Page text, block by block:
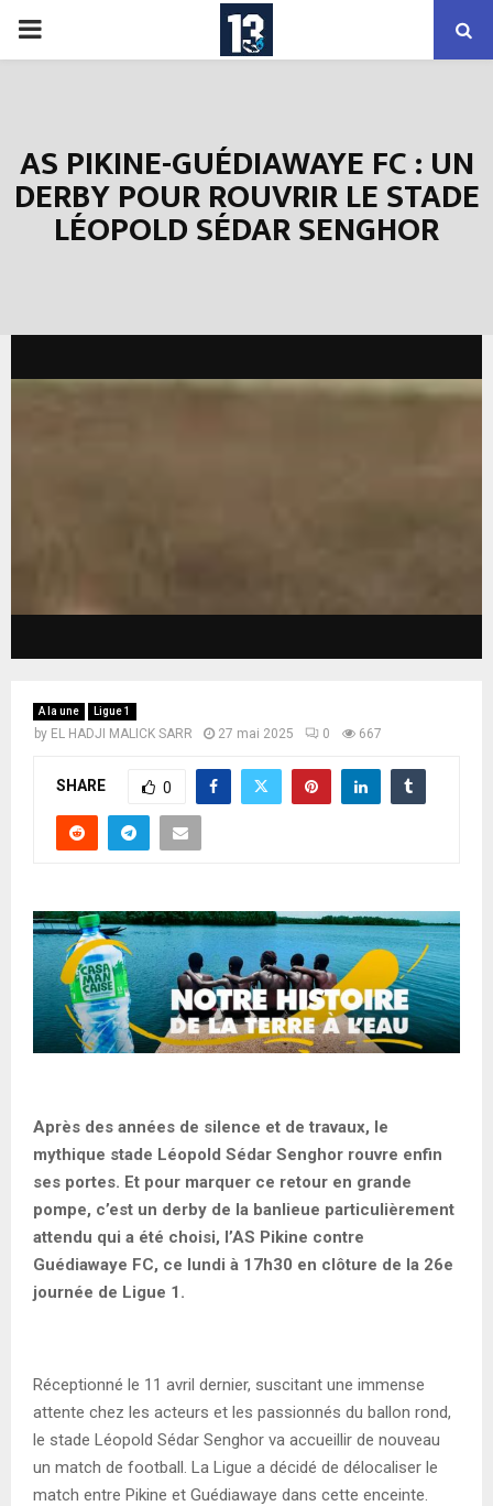
PRIMARY
AS PIKINE-GUÉDIAWAYE FC : UN
DERBY POUR ROUVRIR LE STADE
LÉOPOLD SÉDAR SENGHOR
A la une Ligue 1
by EL HADJI MALICK SARR 27 mai 2025 0 667
SHARE 0
Après des années de silence et de travaux, le
mythique stade Léopold Sédar Senghor rouvre enfin
ses portes. Et pour marquer ce retour en grande
pompe, c’est un derby de la banlieue particulièrement
attendu qui a été choisi, l’AS Pikine contre
Guédiawaye FC, ce lundi à 17h30 en clôture de la 26e
journée de Ligue 1.
Réceptionné le 11 avril dernier, suscitant une immense
attente chez les acteurs et les passionnés du ballon rond,
le stade Léopold Sédar Senghor va accueillir de nouveau
un match de football. La Ligue a décidé de délocaliser le
match entre Pikine et Guédiawaye dans cette enceinte.